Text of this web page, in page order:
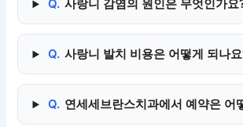
Q. 사랑니 감염의 원인은 무엇인가요
Q. 사랑니 발치 비용은 어떻게 되나
Q. 연세세브란스치과에서 예약은 어